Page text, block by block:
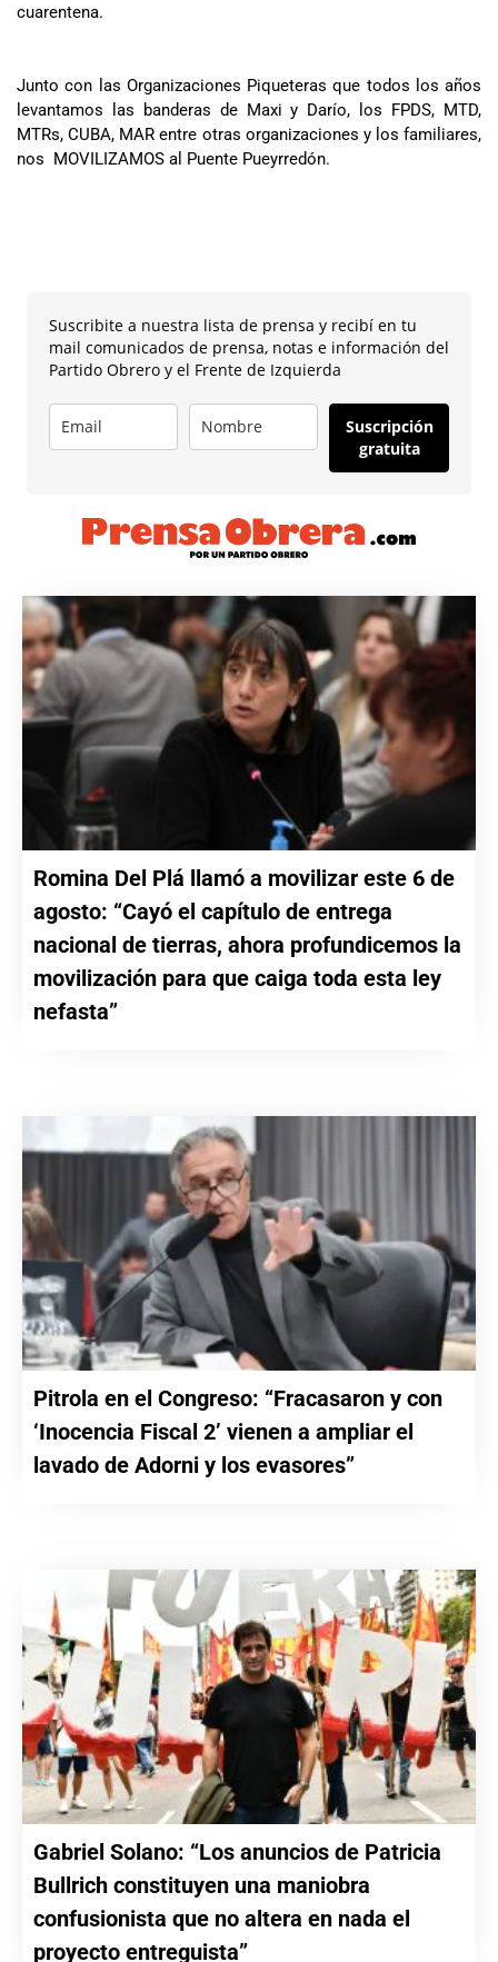
cuarentena.
Junto con las Organizaciones Piqueteras que todos los años
levantamos las banderas de Maxi y Darío, los FPDS, MTD,
MTRs, CUBA, MAR entre otras organizaciones y los familiares,
nos MOVILIZAMOS al Puente Pueyrredón.
Suscribite a nuestra lista de prensa y recibí en tu
mail comunicados de prensa, notas e información del
Partido Obrero y el Frente de Izquierda
Suscripción
gratuita
Romina Del Plá llamó a movilizar este 6 de
agosto: “Cayó el capítulo de entrega
nacional de tierras, ahora profundicemos la
movilización para que caiga toda esta ley
nefasta”
Pitrola en el Congreso: “Fracasaron y con
‘Inocencia Fiscal 2’ vienen a ampliar el
lavado de Adorni y los evasores”
Gabriel Solano: “Los anuncios de Patricia
Bullrich constituyen una maniobra
confusionista que no altera en nada el
proyecto entreguista”